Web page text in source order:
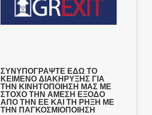
ΣΥΝΥΠΟΓΡΑΨΤΕ ΕΔΩ ΤΟ
ΚΕΙΜΕΝΟ ΔΙΑΚΗΡΥΞΗΣ ΓΙΑ
ΤΗΝ ΚΙΝΗΤΟΠΟΙΗΣΗ ΜΑΣ ΜΕ
ΣΤΟΧΟ ΤΗΝ ΑΜΕΣΗ ΕΞΟΔΟ
ΑΠΟ ΤΗΝ ΕΕ ΚΑΙ ΤΗ ΡΗΞΗ ΜΕ
ΤΗΝ ΠΑΓΚΟΣΜΙΟΠΟΙΗΣΗ